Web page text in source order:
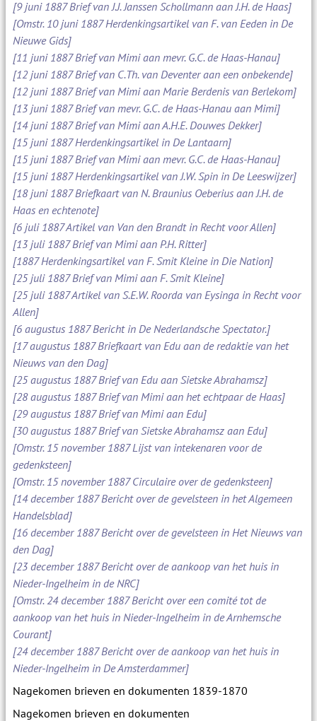
[9 juni 1887 Brief van J.J. Janssen Schollmann aan J.H. de Haas]
[Omstr. 10 juni 1887 Herdenkingsartikel van F. van Eeden in De
Nieuwe Gids]
[11 juni 1887 Brief van Mimi aan mevr. G.C. de Haas-Hanau]
[12 juni 1887 Brief van C.Th. van Deventer aan een onbekende]
[12 juni 1887 Brief van Mimi aan Marie Berdenis van Berlekom]
[13 juni 1887 Brief van mevr. G.C. de Haas-Hanau aan Mimi]
[14 juni 1887 Brief van Mimi aan A.H.E. Douwes Dekker]
[15 juni 1887 Herdenkingsartikel in De Lantaarn]
[15 juni 1887 Brief van Mimi aan mevr. G.C. de Haas-Hanau]
[15 juni 1887 Herdenkingsartikel van J.W. Spin in De Leeswijzer]
[18 juni 1887 Briefkaart van N. Braunius Oeberius aan J.H. de
Haas en echtenote]
[6 juli 1887 Artikel van Van den Brandt in Recht voor Allen]
[13 juli 1887 Brief van Mimi aan P.H. Ritter]
[1887 Herdenkingsartikel van F. Smit Kleine in Die Nation]
[25 juli 1887 Brief van Mimi aan F. Smit Kleine]
[25 juli 1887 Artikel van S.E.W. Roorda van Eysinga in Recht voor
Allen]
[6 augustus 1887 Bericht in De Nederlandsche Spectator.]
[17 augustus 1887 Briefkaart van Edu aan de redaktie van het
Nieuws van den Dag]
[25 augustus 1887 Brief van Edu aan Sietske Abrahamsz]
[28 augustus 1887 Brief van Mimi aan het echtpaar de Haas]
[29 augustus 1887 Brief van Mimi aan Edu]
[30 augustus 1887 Brief van Sietske Abrahamsz aan Edu]
[Omstr. 15 november 1887 Lijst van intekenaren voor de
gedenksteen]
[Omstr. 15 november 1887 Circulaire over de gedenksteen]
[14 december 1887 Bericht over de gevelsteen in het Algemeen
Handelsblad]
[16 december 1887 Bericht over de gevelsteen in Het Nieuws van
den Dag]
[23 december 1887 Bericht over de aankoop van het huis in
Nieder-Ingelheim in de NRC]
[Omstr. 24 december 1887 Bericht over een comité tot de
aankoop van het huis in Nieder-Ingelheim in de Arnhemsche
Courant]
[24 december 1887 Bericht over de aankoop van het huis in
Nieder-Ingelheim in De Amsterdammer]
Nagekomen brieven en dokumenten 1839-1870
Nagekomen brieven en dokumenten